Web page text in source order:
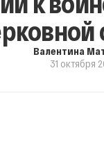
Валентина
31 октября